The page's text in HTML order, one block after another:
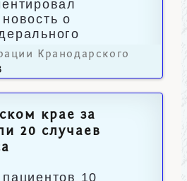
о
гостиниц.
Кранодарского
крае за
20 случаев
10